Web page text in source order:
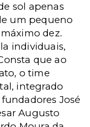
sol apenas
um pequeno
dez.
individuais,
que ao
o time
integrado
José
Augusto